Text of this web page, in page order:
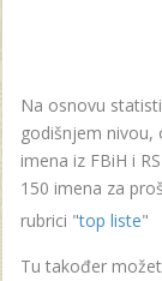
Na osnovu
godišnjem nivou,
imena iz FBiH i
150 imena za
rubrici "top liste"
Tu također